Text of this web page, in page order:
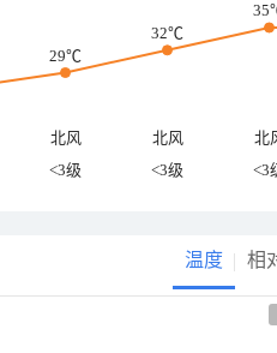
29℃
32℃
北风 北风 北
<3级 <3级 <3
温度 相